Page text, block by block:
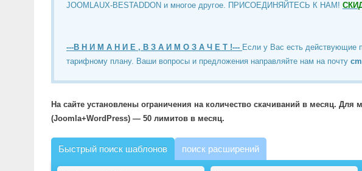
JOOMLAUX-BESTADDON и многое другое. ПРИСОЕДИНЯЙТЕСЬ К НАМ!
---В Н И М А Н И Е , В З А И М О З А Ч Е Т !--- Если у Вас есть действующие
тарифному плану. Ваши вопросы и предложения направляйте нам на почту
На сайте установлены ограничения на количество скачиваний в месяц.
(Joomla+WordPress) — 50 лимитов в месяц.
Быстрый поиск шаблонов поиск расширений